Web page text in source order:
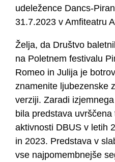
udeležence Dancs-
31.7.2023 v Amfiteatru
Želja, da Društvo
na Poletnem festivalu
Romeo in Julija je
znamenite ljubezenske
verziji. Zaradi
bila predstava
aktivnosti DBUS v letih
in 2023. Predstava v
vse najpomembnejše